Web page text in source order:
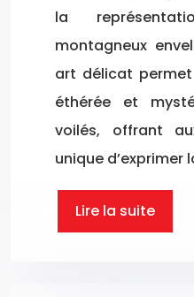
la
montagneux
art délicat permet
éthérée et
voilés, offrant
unique d’exprimer
Lire la suite